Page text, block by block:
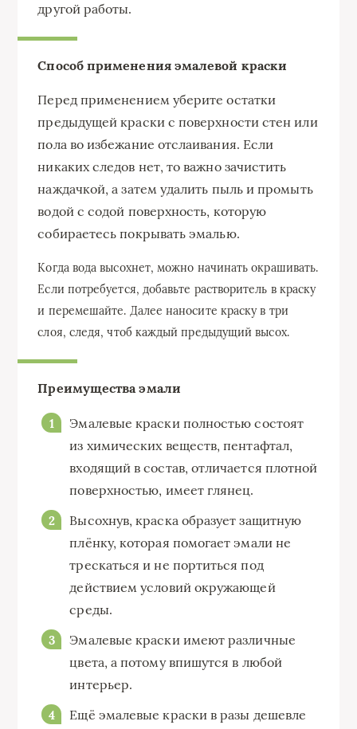
другой работы.
Способ применения эмалевой краски
Перед применением уберите остатки
предыдущей краски с поверхности стен или
пола во избежание отслаивания. Если
никаких следов нет, то важно зачистить
наждачкой, а затем удалить пыль и промыть
водой с содой поверхность, которую
собираетесь покрывать эмалью.
Когда вода высохнет, можно начинать окрашивать.
Если потребуется, добавьте растворитель в краску
и перемешайте. Далее наносите краску в три
слоя, следя, чтоб каждый предыдущий высох.
Преимущества эмали
Эмалевые краски полностью состоят
из химических веществ, пентафтал,
входящий в состав, отличается плотной
поверхностью, имеет глянец.
Высохнув, краска образует защитную
плёнку, которая помогает эмали не
трескаться и не портиться под
действием условий окружающей
среды.
Эмалевые краски имеют различные
цвета, а потому впишутся в любой
интерьер.
Ещё эмалевые краски в разы дешевле